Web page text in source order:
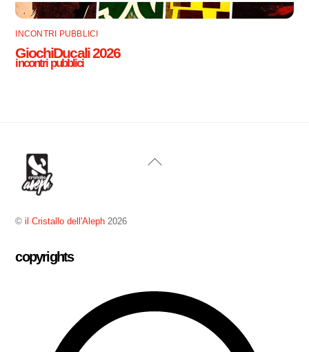
INCONTRI PUBBLICI
GiochiDucali 2026
incontri pubblici
Back
©il Cristallo dell'Aleph 2026
copyrights